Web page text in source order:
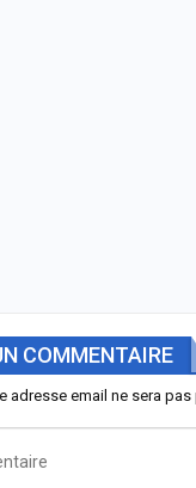
COMMENTAIRE
adresse email ne sera pas